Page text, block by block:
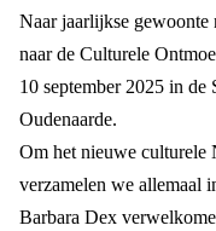
Naar jaarlijkse
naar de Culturele
10 september 2025 in
Oudenaarde.
Om het nieuwe culturele
verzamelen we allemaal
Barbara Dex